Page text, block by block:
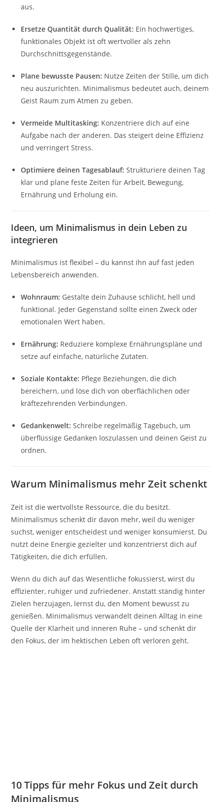
aus.
Ersetze Quantität durch Qualität: Ein hochwertiges,
funktionales Objekt ist oft wertvoller als zehn
Durchschnittsgegenstände.
Plane bewusste Pausen: Nutze Zeiten der Stille, um dich
neu auszurichten. Minimalismus bedeutet auch, deinem
Geist Raum zum Atmen zu geben.
Vermeide Multitasking: Konzentriere dich auf eine
Aufgabe nach der anderen. Das steigert deine Effizienz
und verringert Stress.
Optimiere deinen Tagesablauf: Strukturiere deinen Tag
klar und plane feste Zeiten für Arbeit, Bewegung,
Ernährung und Erholung ein.
Ideen, um Minimalismus in dein Leben zu
integrieren
Minimalismus ist flexibel – du kannst ihn auf fast jeden
Lebensbereich anwenden.
Wohnraum: Gestalte dein Zuhause schlicht, hell und
funktional. Jeder Gegenstand sollte einen Zweck oder
emotionalen Wert haben.
Ernährung: Reduziere komplexe Ernährungspläne und
setze auf einfache, natürliche Zutaten.
Soziale Kontakte: Pflege Beziehungen, die dich
bereichern, und löse dich von oberflächlichen oder
kräftezehrenden Verbindungen.
Gedankenwelt: Schreibe regelmäßig Tagebuch, um
überflüssige Gedanken loszulassen und deinen Geist zu
ordnen.
Warum Minimalismus mehr Zeit schenkt
Zeit ist die wertvollste Ressource, die du besitzt.
Minimalismus schenkt dir davon mehr, weil du weniger
suchst, weniger entscheidest und weniger konsumierst. Du
nutzt deine Energie gezielter und konzentrierst dich auf
Tätigkeiten, die dich erfüllen.
Wenn du dich auf das Wesentliche fokussierst, wirst du
effizienter, ruhiger und zufriedener. Anstatt ständig hinter
Zielen herzujagen, lernst du, den Moment bewusst zu
genießen. Minimalismus verwandelt deinen Alltag in eine
Quelle der Klarheit und inneren Ruhe – und schenkt dir
den Fokus, der im hektischen Leben oft verloren geht.
10 Tipps für mehr Fokus und Zeit durch
Minimalismus